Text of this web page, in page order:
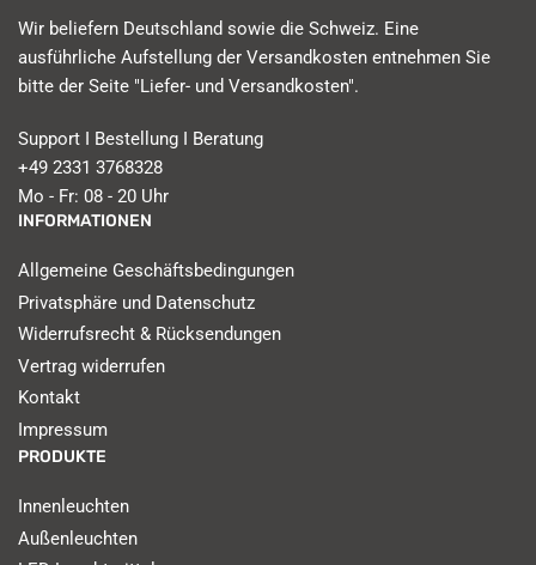
Wir beliefern Deutschland sowie die Schweiz. Eine
ausführliche Aufstellung der Versandkosten entnehmen Sie
bitte der Seite "Liefer- und Versandkosten".
Support I Bestellung I Beratung
+49 2331 3768328
Mo - Fr: 08 - 20 Uhr
INFORMATIONEN
Allgemeine Geschäftsbedingungen
Privatsphäre und Datenschutz
Widerrufsrecht & Rücksendungen
Vertrag widerrufen
Kontakt
Impressum
PRODUKTE
Innenleuchten
Außenleuchten